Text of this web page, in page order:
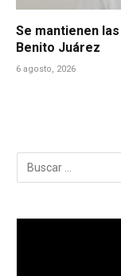
Se mantienen
Benito Juárez
6 agosto, 2026